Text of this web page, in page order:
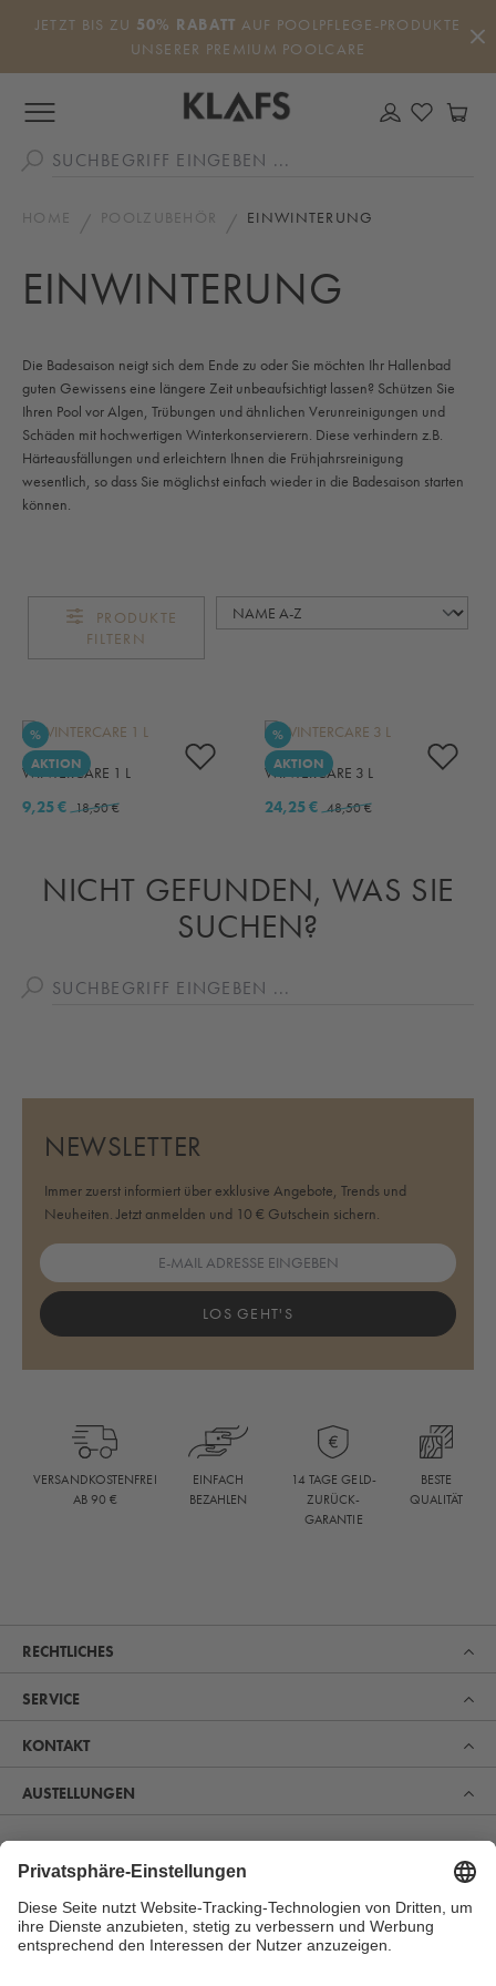
Zum Hauptinhalt springen
JETZT BIS ZU 50% RABATT AUF POOLPFLEGE-PRODUKTE
UNSERER PREMIUM POOLCARE
DU
HOME POOLZUBEHÖR EINWINTERUNG
EINWINTERUNG
Die Badesaison neigt sich dem Ende zu oder Sie möchten Ihr Hallenbad
guten Gewissens eine längere Zeit unbeaufsichtigt lassen? Schützen Sie
Ihren Pool vor Algen, Trübungen und ähnlichen Verunreinigungen und
Schäden mit hochwertigen Winterkonservierern. Diese verhindern z.B.
Härteausfällungen und erleichtern Ihnen die Frühjahrsreinigung
wesentlich, so dass Sie möglichst einfach wieder in die Badesaison starten
können.
FILTERN
RABATT
%
AKTION
WINTERCARE 1 L
9,25 € 18,50 €
RABATT
%
AKTION
WINTERCARE 3 L
24,25 € 48,50 €
NICHT GEFUNDEN, WAS SIE
SUCHEN?
NEWSLETTER
Immer zuerst informiert über exklusive Angebote, Trends und
Neuheiten. Jetzt anmelden und 10 € Gutschein sichern.
LOS GEHT'S
VERSANDKOSTENFREI
AB 90 €
EINFACH
BEZAHLEN
14 TAGE GELD-
ZURÜCK-
GARANTIE
BESTE
QUALITÄT
Erfahren Sie, was uns zum Marktführer im Bereich Sauna,
Pool und Spa gemacht hat. Und entdecken Sie, warum
sich immer mehr Menschen für unsere Produkte zur
perfekten Erholung und Gesundheitsvorsorge begeistern.
MEHR ERFAHREN
RECHTLICHES
SERVICE
KONTAKT
AUSTELLUNGEN